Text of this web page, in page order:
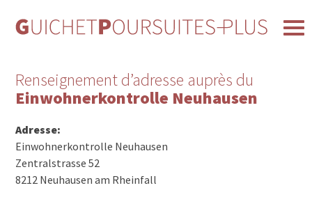
Renseignement d’adresse auprès du
Einwohnerkontrolle Neuhausen
Adresse:
Einwohnerkontrolle Neuhausen
Zentralstrasse 52
8212 Neuhausen am Rheinfall